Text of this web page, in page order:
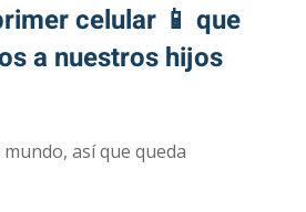
celular 📱 que
a nuestros hijos
así que queda